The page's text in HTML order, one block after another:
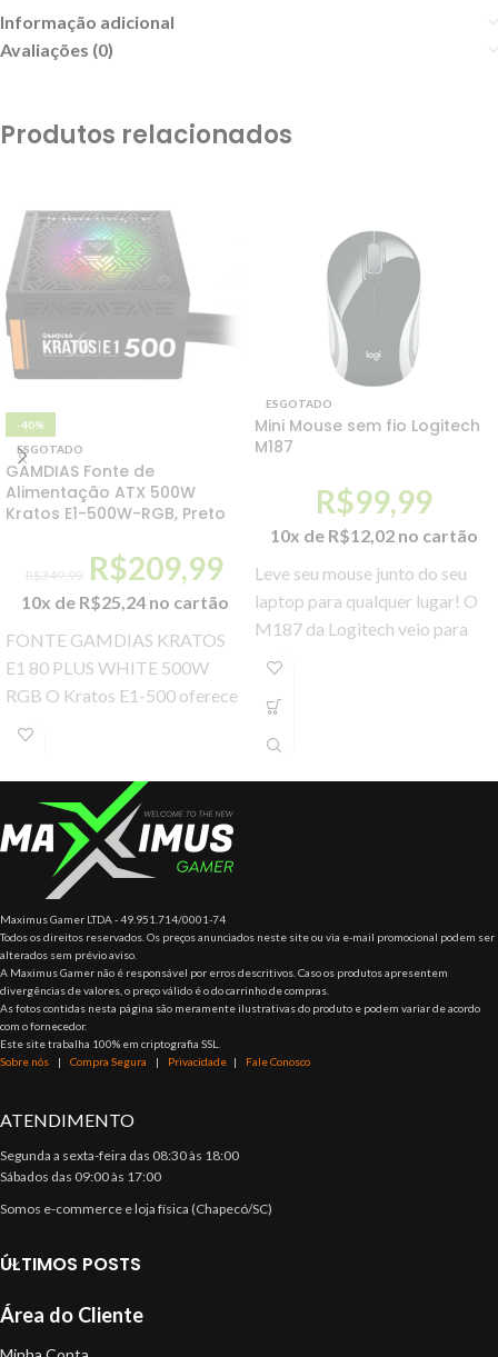
Informação adicional
Avaliações (0)
Produtos relacionados
-40%
ESGOTADO
GAMDIAS Fonte de
Alimentação ATX 500W
Kratos E1-500W-RGB, Preto
R$349,99 R$209,99
10x de R$25,24 no cartão
FONTE GAMDIAS KRATOS
E1 80 PLUS WHITE 500W
RGB O Kratos E1-500 oferece
80% de eficiência energética
ESGOTADO
Mini Mouse sem fio Logitech
M187
R$99,99
10x de R$12,02 no cartão
Leve seu mouse junto do seu
laptop para qualquer lugar! O
M187 da Logitech veio para
Maximus Gamer LTDA - 49.951.714/0001-74
Todos os direitos reservados. Os preços anunciados neste site ou via e-mail promocional podem ser
alterados sem prévio aviso.
A Maximus Gamer não é responsável por erros descritivos. Caso os produtos apresentem
divergências de valores, o preço válido é o do carrinho de compras.
As fotos contidas nesta página são meramente ilustrativas do produto e podem variar de acordo
com o fornecedor.
Este site trabalha 100% em criptografia SSL.
Sobre nós | Compra Segura | Privacidade | Fale Conosco
ATENDIMENTO
Segunda a sexta-feira das 08:30 às 18:00
Sábados das 09:00 às 17:00
Somos e-commerce e loja física (Chapecó/SC)
ÚLTIMOS POSTS
Área do Cliente